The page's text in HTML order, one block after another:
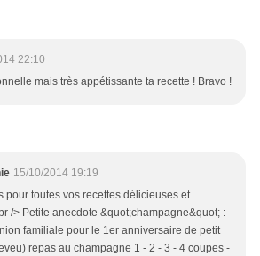
22:10
mais très appétissante ta recette ! Bravo !
15/10/2014 19:19
pour toutes vos recettes délicieuses et
/> Petite anecdote &quot;champagne&quot; :
familiale pour le 1er anniversaire de petit
repas au champagne 1 - 2 - 3 - 4 coupes -